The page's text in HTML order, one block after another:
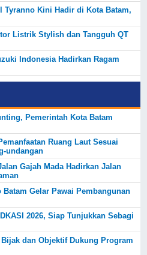
Kini Hadir di Kota Batam,
Listrik Stylish dan Tangguh QT
Indonesia Hadirkan Ragam
Pemerintah Kota Batam
Ruang Laut Sesuai
undangan
Gajah Mada Hadirkan Jalan
Gelar Pawai Pembangunan
2026, Siap Tunjukkan Sebagi
dan Objektif Dukung Program